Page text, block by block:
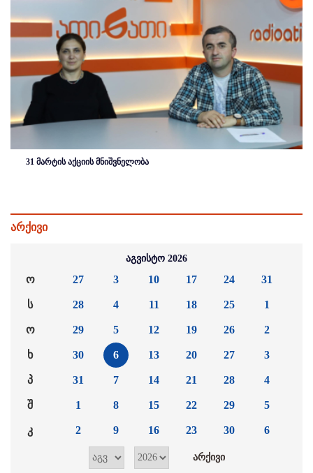
31 მარტის აქციის მნიშვნელობა
არქივი
აგვისტო 2026
ო
ს
ო
ხ
პ
შ
კ
27
28
29
30
31
1
2
3
4
5
6
7
8
9
10
11
12
13
14
15
16
17
18
19
20
21
22
23
24
25
26
27
28
29
30
31
1
2
3
4
5
6